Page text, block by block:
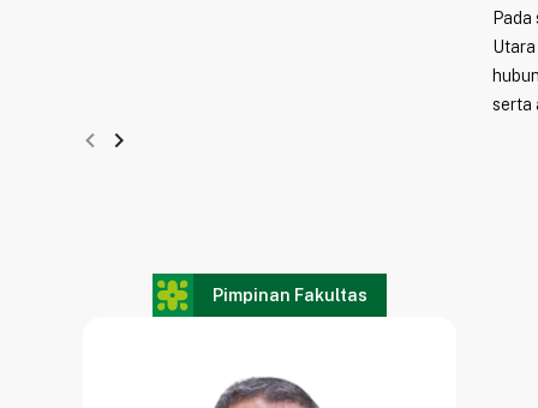
serta
navigate_before navigate_next
Pimpinan Fakultas